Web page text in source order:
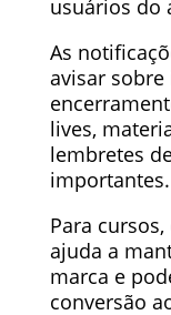
usuários do
As
avisar
lives,
lembretes
importantes.
Para
ajuda a
marca e
conversão